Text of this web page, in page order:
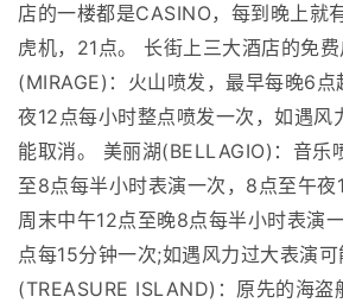
店的一楼都是CASINO，每到晚上就
虎机，21点。 长街上三大酒店的免
(MIRAGE)：火山喷发，最早每晚6
夜12点每小时整点喷发一次，如遇风
能取消。 美丽湖(BELLAGIO)：音乐
至8点每半小时表演一次，8点至午夜
周末中午12点至晚8点每半小时表演
点每15分钟一次;如遇风力过大表演
(TREASURE ISLAND)：原先的海盗